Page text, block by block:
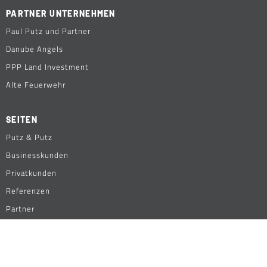
PARTNER UNTERNEHMEN
Paul Putz und Partner
Danube Angels
PPP Land Investment
Alte Feuerwehr
SEITEN
Putz & Putz
Businesskunden
Privatkunden
Referenzen
Partner